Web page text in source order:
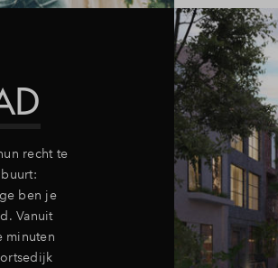
recht te
ben je
Vanuit
minuten